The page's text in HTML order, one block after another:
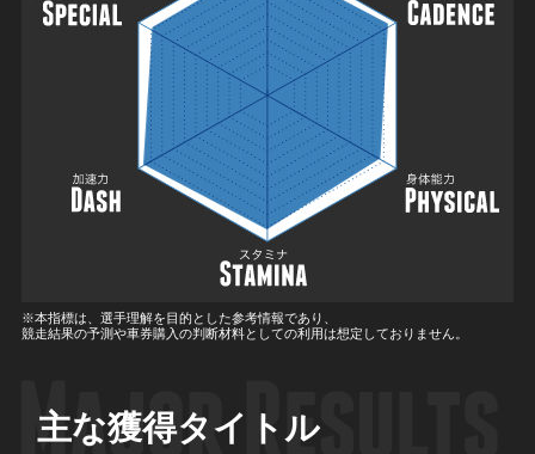
※本指標は、選手理解を目的とした参考情報であり、
競走結果の予測や車券購入の判断材料としての利用は想定しておりません。
主な獲得タイトル